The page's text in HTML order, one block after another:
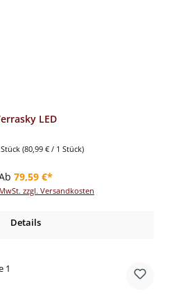
LED
(80,99 € / 1 Stück)
Preis:
79,59 €*
zzgl. Versandkosten
Details